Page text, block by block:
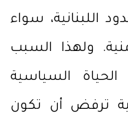
اللبنانية، سواء
ولهذا السبب
السياسية
ترفض أن تكون